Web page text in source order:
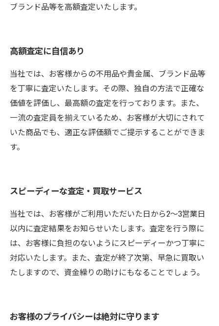
ブランド品等を高額査定いたします。
高額査定に自信あり
当社では、お客様からの不用品や貴金属、ブランド品等
を丁寧に査定いたします。その際、独自の方法で正確な
価値を評価し、最高額の査定を行っております。また、
一流の査定員を揃えているため、お客様が大切にされて
いた商品でも、適正な評価額でご提示することができま
す。
スピーディーな査定・買取サービス
当社では、お客様がご利用いただいた日から2～3営業日
以内に査定結果をお知らせいたします。査定を行う際に
は、お客様に負担のないようにスピーディーかつ丁寧に
対応いたします。また、査定が終了次第、早急に買取い
たしますので、資金繰りの助けにもなることでしょう。
お客様のプライバシーは絶対に守ります